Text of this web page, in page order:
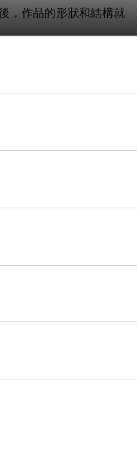
，作品的形狀和結構就
上保護膠漆等步驟，使
匠心和創意。